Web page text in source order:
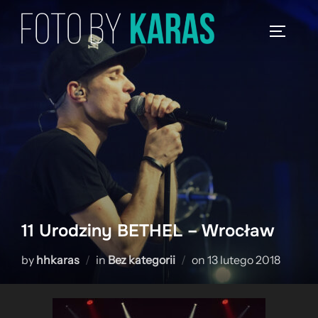
Skip
11 Urodziny BETHEL – Wrocław
by hhkaras inBez kategorii on Posted
on
13 lutego 2018